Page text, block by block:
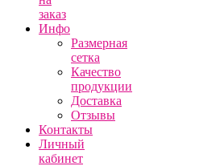
заказ
Инфо
Размерная
сетка
Качество
продукции
Доставка
Отзывы
Контакты
Личный
кабинет